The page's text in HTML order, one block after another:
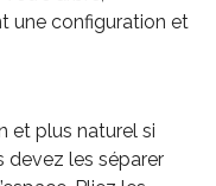
une configuration et
et plus naturel si
devez les séparer